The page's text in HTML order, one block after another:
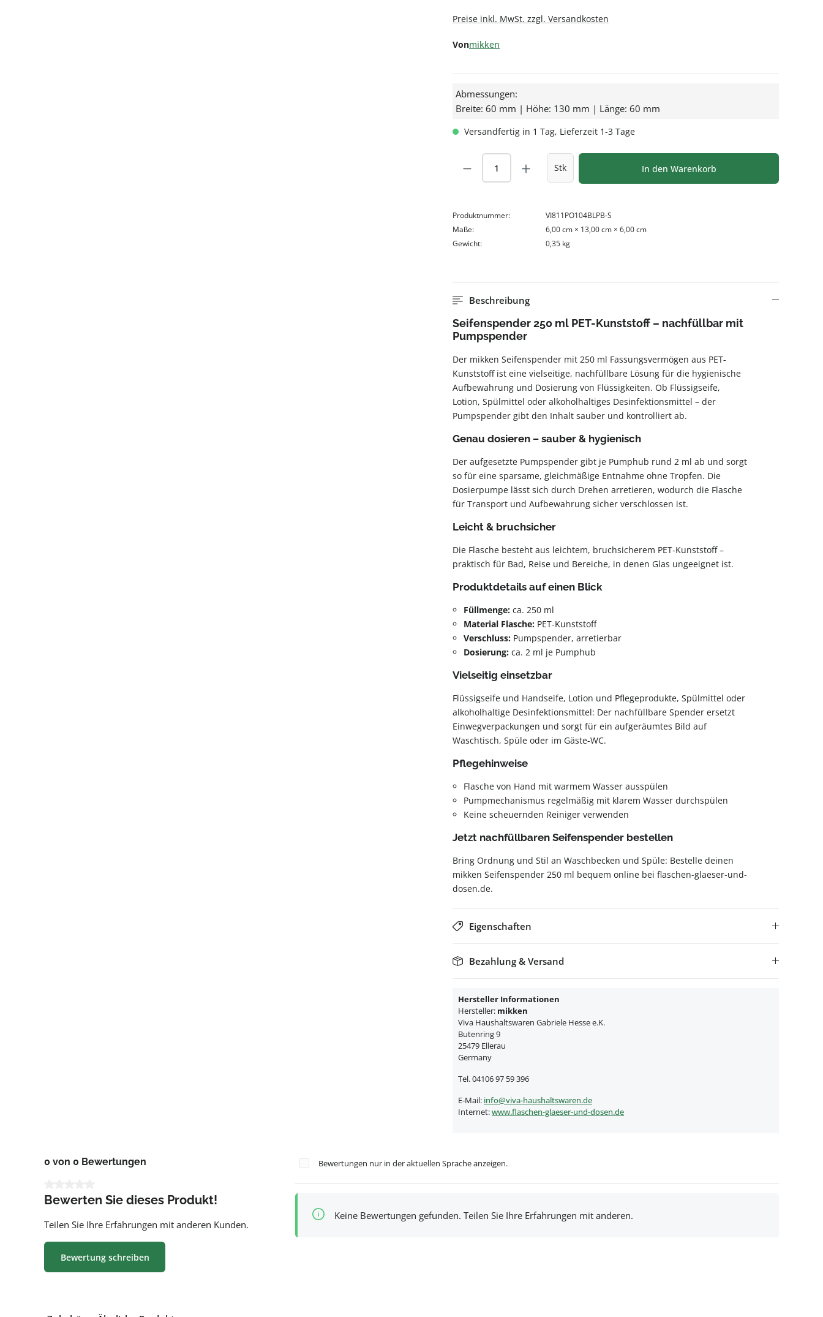
Preise inkl. MwSt. zzgl. Versandkosten
Vonmikken
Abmessungen:
Breite: 60 mm | Höhe: 130 mm | Länge: 60 mm
Versandfertig in 1 Tag, Lieferzeit 1-3 Tage
Produkt Anzahl: Gib den gewünschten Wert ein
Stk In den Warenkorb
Produktnummer:
VI811PO104BLPB-S
Maße:
6,00 cm × 13,00 cm × 6,00 cm
Gewicht:
0,35 kg
Beschreibung
Seifenspender 250 ml PET-Kunststoff – nachfüllbar mit
Pumpspender
Der mikken Seifenspender mit 250 ml Fassungsvermögen aus PET-
Kunststoff ist eine vielseitige, nachfüllbare Lösung für die hygienische
Aufbewahrung und Dosierung von Flüssigkeiten. Ob Flüssigseife,
Lotion, Spülmittel oder alkoholhaltiges Desinfektionsmittel – der
Pumpspender gibt den Inhalt sauber und kontrolliert ab.
Genau dosieren – sauber & hygienisch
Der aufgesetzte Pumpspender gibt je Pumphub rund 2 ml ab und sorgt
so für eine sparsame, gleichmäßige Entnahme ohne Tropfen. Die
Dosierpumpe lässt sich durch Drehen arretieren, wodurch die Flasche
für Transport und Aufbewahrung sicher verschlossen ist.
Leicht & bruchsicher
Die Flasche besteht aus leichtem, bruchsicherem PET-Kunststoff –
praktisch für Bad, Reise und Bereiche, in denen Glas ungeeignet ist.
Produktdetails auf einen Blick
Füllmenge: ca. 250 ml
Material Flasche: PET-Kunststoff
Verschluss: Pumpspender, arretierbar
Dosierung: ca. 2 ml je Pumphub
Vielseitig einsetzbar
Flüssigseife und Handseife, Lotion und Pflegeprodukte, Spülmittel oder
alkoholhaltige Desinfektionsmittel: Der nachfüllbare Spender ersetzt
Einwegverpackungen und sorgt für ein aufgeräumtes Bild auf
Waschtisch, Spüle oder im Gäste-WC.
Pflegehinweise
Flasche von Hand mit warmem Wasser ausspülen
Pumpmechanismus regelmäßig mit klarem Wasser durchspülen
Keine scheuernden Reiniger verwenden
Jetzt nachfüllbaren Seifenspender bestellen
Bring Ordnung und Stil an Waschbecken und Spüle: Bestelle deinen
mikken Seifenspender 250 ml bequem online bei flaschen-glaeser-und-
dosen.de.
Eigenschaften
Bezahlung & Versand
Hersteller Informationen
Hersteller: mikken
Viva Haushaltswaren Gabriele Hesse e.K.
Butenring 9
25479 Ellerau
Germany
Tel. 04106 97 59 396
E-Mail: info@viva-haushaltswaren.de
Internet:www.flaschen-glaeser-und-dosen.de
0 von 0 Bewertungen
Bewerten Sie dieses Produkt!
Teilen Sie Ihre Erfahrungen mit anderen Kunden.
Bewertung schreiben
Bewertungen nur in der aktuellen Sprache anzeigen.
Keine Bewertungen gefunden. Teilen Sie Ihre Erfahrungen mit anderen.